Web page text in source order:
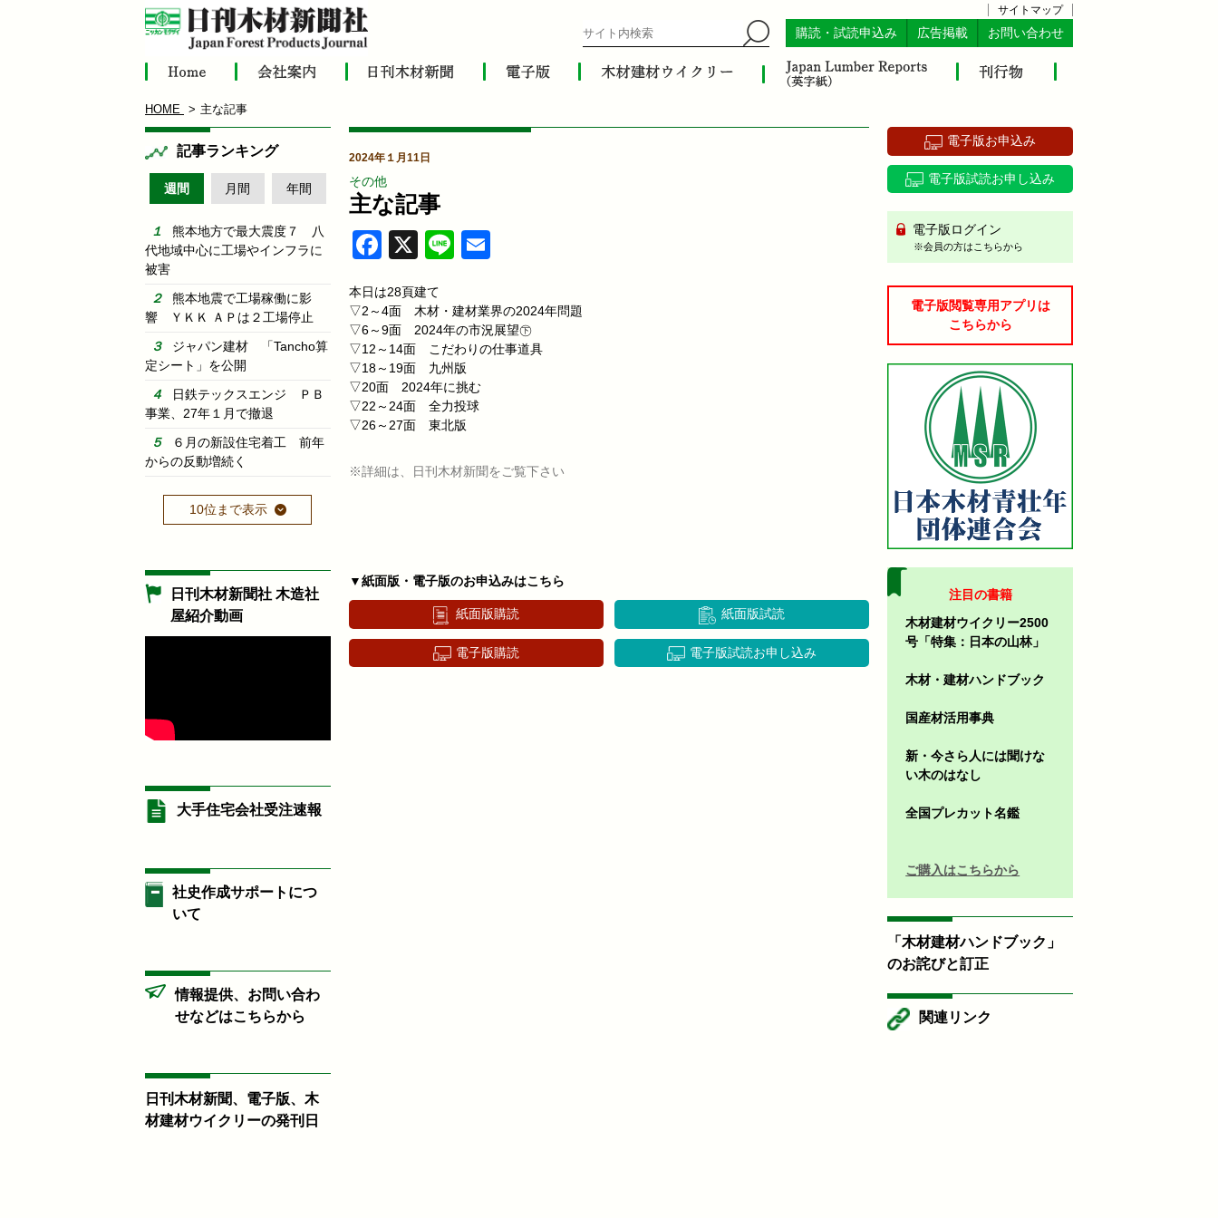
サイトマップ
購読・試読申込み 広告掲載 お問い合わせ
HOME 主な記事
2024年１月11日
その他
主な記事
Facebook
X Line
本日は28頁建て
▽2～4面 木材・建材業界の2024年問題
▽6～9面 2024年の市況展望㊦
▽12～14面 こだわりの仕事道具
▽18～19面 九州版
▽20面 2024年に挑む
▽22～24面 全力投球
▽26～27面 東北版
※詳細は、日刊木材新聞をご覧下さい
▼紙面版・電子版のお申込みはこちら
紙面版購読 紙面版試読
電子版購読 電子版試読お申し込み
記事ランキング
週間 月間 年間
熊本地方で最大震度７ 八
代地域中心に工場やインフラに
被害
熊本地震で工場稼働に影
響 ＹＫＫ ＡＰは２工場停止
ジャパン建材 「Tancho算
定シート」を公開
日鉄テックスエンジ ＰＢ
事業、27年１月で撤退
６月の新設住宅着工 前年
からの反動増続く
10位まで表示
日刊木材新聞社 木造社
屋紹介動画
大手住宅会社受注速報
社史作成サポートにつ
いて
情報提供、お問い合わ
せなどはこちらから
日刊木材新聞、電子版、木
材建材ウイクリーの発刊日
電子版お申込み
電子版試読お申し込み
電子版ログイン
※会員の方はこちらから
電子版閲覧専用アプリは
こちらから
注目の書籍
木材建材ウイクリー2500
号「特集：日本の山林」
木材・建材ハンドブック
国産材活用事典
新・今さら人には聞けな
い木のはなし
全国プレカット名鑑
ご購入はこちらから
「木材建材ハンドブック」
のお詫びと訂正
関連リンク